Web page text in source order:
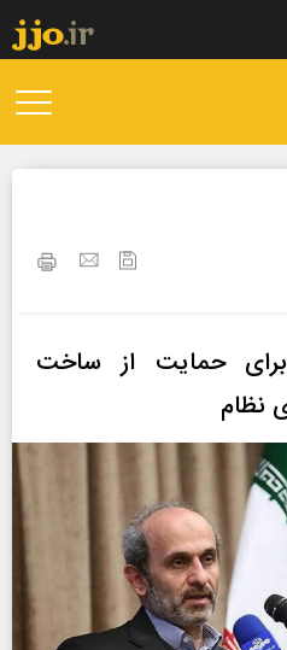
حمایت از ساخت
نظام